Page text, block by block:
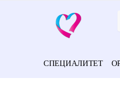
СПЕЦИАЛИТЕТ